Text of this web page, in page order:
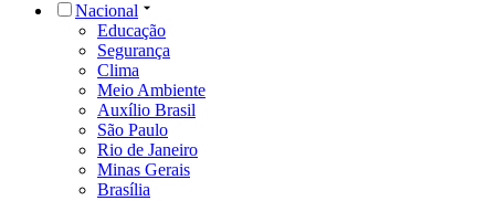
Nacional
Educação
Segurança
Clima
Meio Ambiente
Auxílio Brasil
São Paulo
Rio de Janeiro
Minas Gerais
Brasília